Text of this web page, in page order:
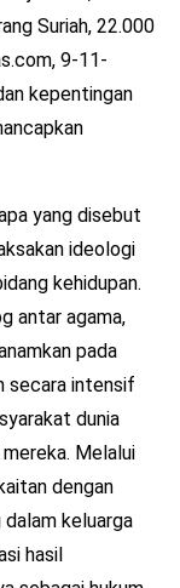
Suriah, 22.000
9-11-
kepentingan
yang disebut
ideologi
kehidupan.
antar agama,
pada
secara intensif
dunia
Melalui
dengan
dalam keluarga
hasil